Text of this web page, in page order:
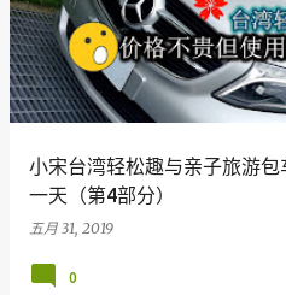
小宋台湾轻松趣与亲子旅游
一天（第4部分）
五月 31, 2019
0